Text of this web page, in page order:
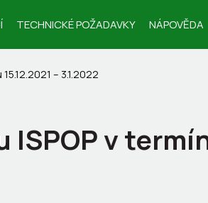
TECHNICKÉ POŽADAVKY NÁPOVĚDA
– 3.1.2022
v